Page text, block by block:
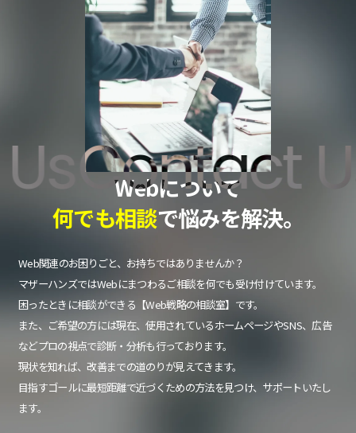
Webについて
何でも相談で悩みを解決。
Web関連のお困りごと、お持ちではありませんか？
マザーハンズではWebにまつわるご相談を何でも受け付けています。
困ったときに相談ができる【Web戦略の相談室】です。
また、ご希望の方には現在、使用されているホームページやSNS、広告
などプロの視点で診断・分析も行っております。
現状を知れば、改善までの道のりが見えてきます。
目指すゴールに最短距離で近づくための方法を見つけ、サポートいたし
ます。
Contact Us